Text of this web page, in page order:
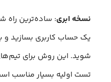
نسخه ابری: ساده‌ترین راه
یک حساب کاربری بسازید و
شوید. این روش برای
تست اولیه بسیار مناسب